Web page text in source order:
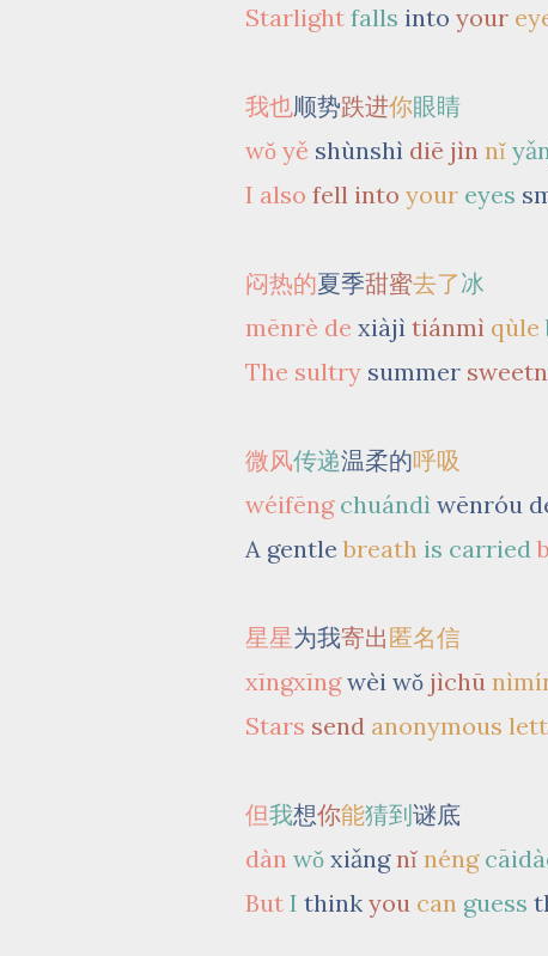
Starlight falls into your
我也顺势跌进你眼睛
wǒ yě shùnshì diē jìn nǐ
I also fell into your eyes
闷热的夏季甜蜜去了冰
mēnrè de xiàjì tiánmì qùle
The sultry summer
微风传递温柔的呼吸
wéifēng chuándì wēnróu
A gentle breath is carried
星星为我寄出匿名信
xīngxīng wèi wǒ jìchū
Stars send anonymous
但我想你能猜到谜底
dàn wǒ xiǎng nǐ néng
But I think you can guess